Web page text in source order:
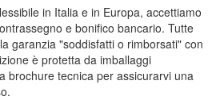
in Italia e in Europa, accettiamo
e bonifico bancario. Tutte
garanzia "soddisfatti o rimborsati" con
è protetta da imballaggi
brochure tecnica per assicurarvi una